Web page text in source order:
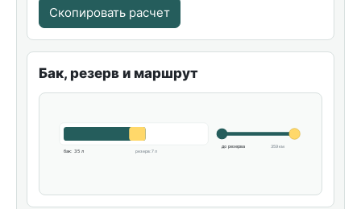
Скопировать расчет
Бак, резерв и маршрут
бак: 35 л резерв: 7 л
до резерва 359 км